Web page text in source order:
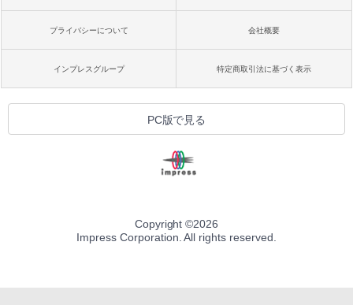
プライバシーについて 会社概要
インプレスグループ 特定商取引法に基づく表示
PC版で見る
Copyright ©2026
Impress Corporation. All rights reserved.